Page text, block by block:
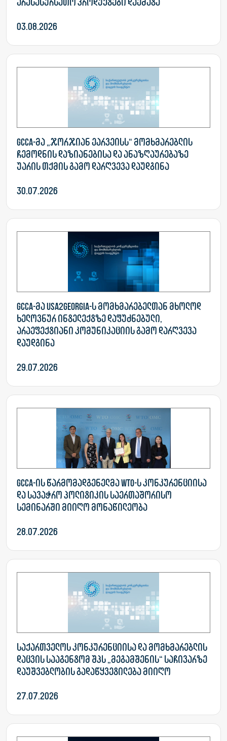
03.08.2026
GCCA-მა „ჯორჯიან ეარვეისს“ მომხმარებლის
ჩემოდნის დაზიანებისა და ანაზღაურებაზე
უარის თქმის გამო დარღვევა დაუდგინა
30.07.2026
GCCA-მა USA2Georgia-ს მომხმარებელთან მხოლოდ
ხელოვნურ ინტელექტზე დაფუძნებული,
არაეფექტიანი კომუნიკაციის გამო დარღვევა
დაუდგინა
29.07.2026
GCCA-ის წარმომადგენელმა WTO-ს კონკურენციისა
და სავაჭრო პოლიტიკის საერთაშორისო
სემინარში მიიღო მონაწილეობა
28.07.2026
საქართველოს კონკურენციისა და მომხმარებლის
დაცვის სააგენტომ შპს „მეგამშენის“ საჩივარზე
დაუშვებლობის გადაწყვეტილება მიიღო
27.07.2026